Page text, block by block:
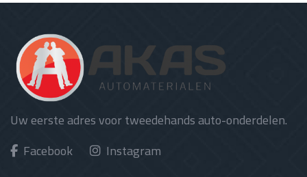
Uw eerste adres voor tweedehands auto-onderdelen.
Facebook
Instagram